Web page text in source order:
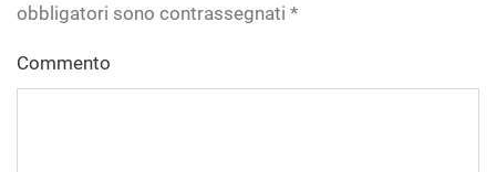
obbligatori sono contrassegnati *
Commento